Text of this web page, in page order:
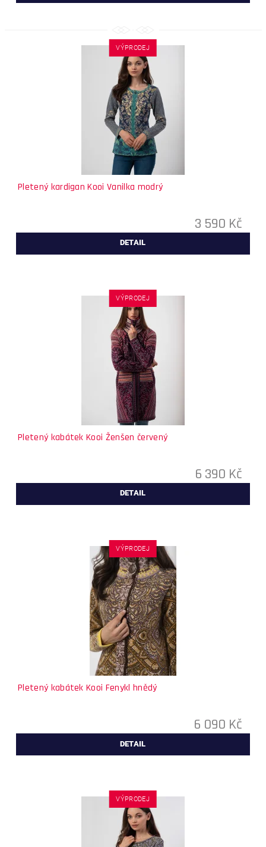
VÝPRODEJ
Pletený kardigan Kooi Vanilka modrý
3 590 Kč
DETAIL
VÝPRODEJ
Pletený kabátek Kooi Ženšen červený
6 390 Kč
DETAIL
VÝPRODEJ
Pletený kabátek Kooi Fenykl hnědý
6 090 Kč
DETAIL
VÝPRODEJ